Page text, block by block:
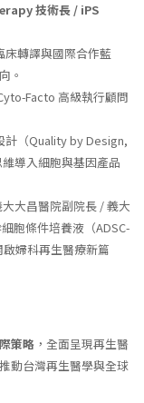
技術長 / iPS
床轉譯與國際合作藍
。
Facto 高級執行顧問
計（Quality by Design,
導入細胞與基因產品
大昌醫院副院長 / 義大
胞條件培養液（ADSC-
婦科再生醫療新篇
策略 ，全面呈現再生醫
動台灣再生醫學與全球